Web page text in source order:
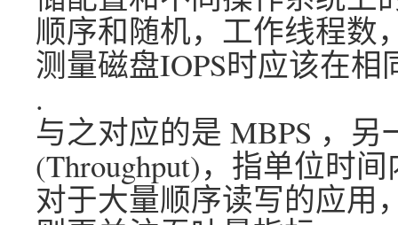
顺序和随机，工作线程
测量磁盘IOPS时应该在
.
与之对应的是 MBPS ，
(Throughput)，指单位时
对于大量顺序读写的应用